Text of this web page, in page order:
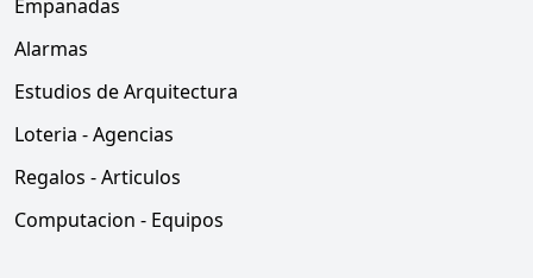
Empanadas
Alarmas
Estudios de Arquitectura
Loteria - Agencias
Regalos - Articulos
Computacion - Equipos